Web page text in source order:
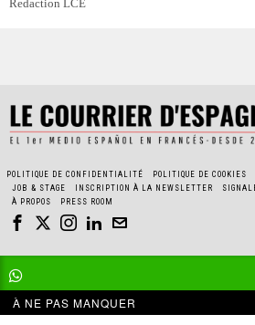
Redaction LCE
POLITIQUE DE CONFIDENTIALITÉ POLITIQUE DE COOKIES
JOB & STAGE
INSCRIPTION À LA NEWSLETTER
À PROPOS
PRESS ROOM
À NE PAS MANQUER